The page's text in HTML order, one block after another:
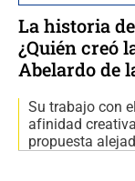
La historia
¿Quién creó
Abelardo de
Su trabajo con
afinidad
propuesta